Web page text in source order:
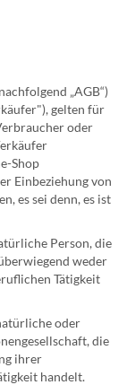
„AGB“)
gelten für
oder
Shop
Einbeziehung von
es sei denn, es ist
Person, die
weder
Tätigkeit
oder
die
ihrer
handelt.